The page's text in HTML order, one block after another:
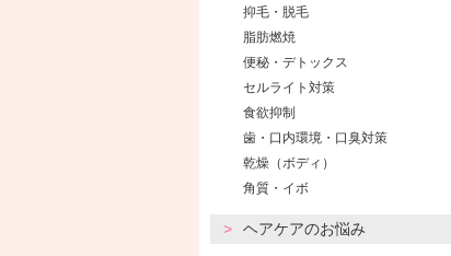
抑毛・脱毛
脂肪燃焼
便秘・デトックス
セルライト対策
食欲抑制
歯・口内環境・口臭対策
乾燥（ボディ）
角質・イボ
ヘアケアのお悩み